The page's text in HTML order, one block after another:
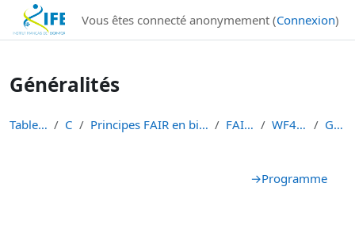
Institut Français de Bioinformatique - Les formations
Passer au contenu principalVous êtes connecté anonymement (Connexion)
Généralités
Tableau de bord Cours Principes FAIR en bioinformatique et gestion des d... FAIR-BIOINFO WF4Bioinfo 2024 Généralités
→Programme